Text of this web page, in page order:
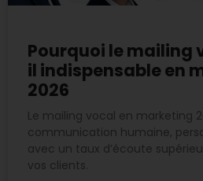
Pourquoi le mailing
il indispensable en
2026
Le mailing vocal en marketing
communication humaine,
avec un taux d’écoute
vos clients.